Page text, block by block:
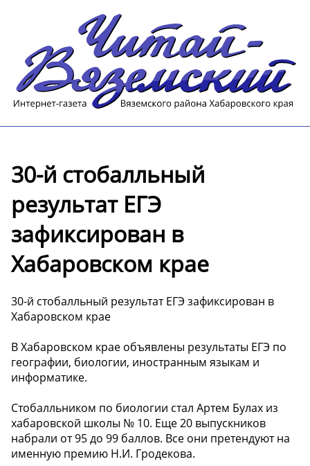
30-й стобалльный
результат ЕГЭ
зафиксирован в
Хабаровском крае
30-й стобалльный результат ЕГЭ зафиксирован в
Хабаровском крае
В Хабаровском крае объявлены результаты ЕГЭ по
географии, биологии, иностранным языкам и
информатике.
Стобалльником по биологии стал Артем Булах из
хабаровской школы № 10. Еще 20 выпускников
набрали от 95 до 99 баллов. Все они претендуют на
именную премию Н.И. Гродекова.